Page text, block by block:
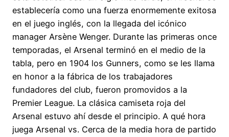
establecería como una fuerza enormemente exitosa
en el juego inglés, con la llegada del icónico
manager Arsène Wenger. Durante las primeras once
temporadas, el Arsenal terminó en el medio de la
tabla, pero en 1904 los Gunners, como se les llama
en honor a la fábrica de los trabajadores
fundadores del club, fueron promovidos a la
Premier League. La clásica camiseta roja del
Arsenal estuvo ahí desde el principio. A qué hora
juega Arsenal vs. Cerca de la media hora de partido